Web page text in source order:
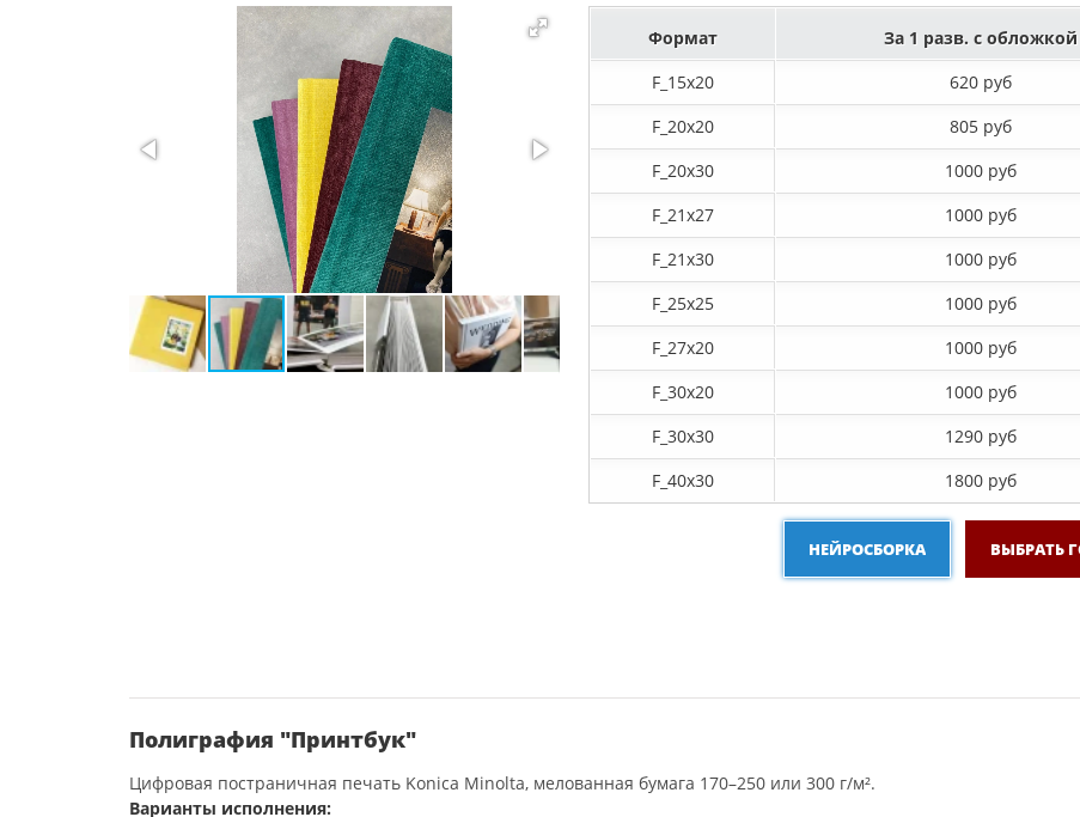
Формат За 1 разв. с обложкой
F_15х20
620 руб
F_20х20
805 руб
F_20х30
1000 руб
F_21х27
1000 руб
F_21х30
1000 руб
F_25х25
1000 руб
F_27x20
1000 руб
F_30х20
1000 руб
F_30х30
1290 руб
F_40x30
1800 руб
НЕЙРОСБОРКА ВЫБРАТЬ
Полиграфия "Принтбук"
Цифровая постраничная печать Konica Minolta, мелованная бумага 170–250 или 300 г/м².
Варианты исполнения: